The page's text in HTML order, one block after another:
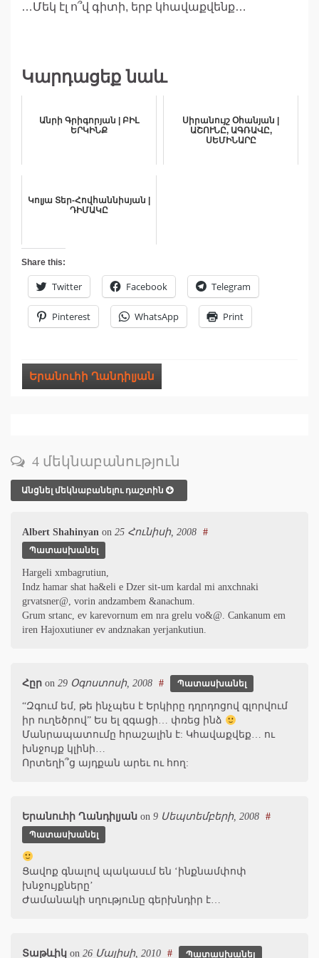
…Մեկ էլ ո՞վ գիտի, երբ կհավաքվենք…
Կարդացեք նաև
Անրի Գրիգորյան | ԲԻԼ
ԵՐԿԻՆՔ
Սիրանույշ Օհանյան |
ԱՇՈՒՆԸ, ԱԳՌԱՎԸ,
ՍԵՄԻՆԱՐԸ
Կոլյա Տեր-Հովհաննիսյան |
ԴԻՄԱԿԸ
Share this:
Twitter Facebook Telegram
Pinterest WhatsApp Print
Երանուհի Ղանդիլյան
4 մեկնաբանություն
Անցնել մեկնաբանելու դաշտին
Albert Shahinyan on 25 Հունիսի, 2008 #
Պատասխանել
Hargeli xmbagrutiun,
Indz hamar shat ha&eli e Dzer sit-um kardal mi anxchnaki
grvatsner@, vorin andzambem &anachum.
Grum srtanc, ev karevornum em nra grelu vo&@. Cankanum em
iren Hajoxutiuner ev andznakan yerjankutiun.
Հըր on 29 Օգոստոսի, 2008 # Պատասխանել
“Զգում եմ, թե ինչպես է Երկիրը դղրդոցով գլորվում
իր ուղեծրով” Ես ել զգացի… փռեց ինձ
Մանրապատումը հրաշալին է: Կհավաքվեք… ու
խնջույք կլինի…
Որտեղի՞ց այդքան արեւ ու հող:
Երանուհի Ղանդիլյան on 9 Սեպտեմբերի, 2008 #
Պատասխանել
Ցավոք գնալով պակասւմ են ‘ինքնամփոփ
խնջույքները’
Ժամանակի սղությունը գերխնդիր է…
Տաթևիկ on 26 Մայիսի, 2010 # Պատասխանել